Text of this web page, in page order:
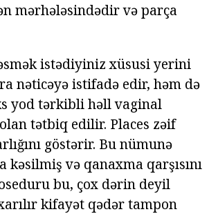
mərhələsindədir və parça
istədiyiniz xüsusi yerini
nəticəyə istifadə edir, həm də
yod tərkibli həll vaginal
tətbiq edilir. Places zəif
göstərir. Bu nümunə
və qanaxma qarşısını
bu, çox dərin deyil
kifayət qədər tampon